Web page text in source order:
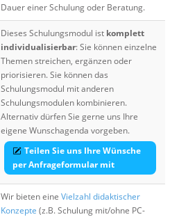
Dauer einer Schulung oder Beratung.
Dieses Schulungsmodul ist komplett
individualisierbar: Sie können einzelne
Themen streichen, ergänzen oder
priorisieren. Sie können das
Schulungsmodul mit anderen
Schulungsmodulen kombinieren.
Alternativ dürfen Sie gerne uns Ihre
eigene Wunschagenda vorgeben.
Teilen Sie uns Ihre Wünsche
per Anfrageformular mit
Wir bieten eine Vielzahl didaktischer
Konzepte (z.B. Schulung mit/ohne PC-